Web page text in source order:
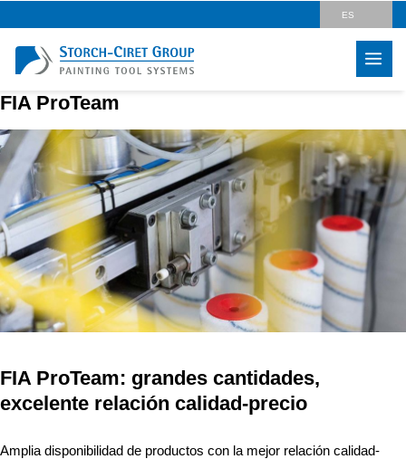
ES
HU
SK
FIA ProTeam
FIA ProTeam: grandes cantidades,
excelente relación calidad-precio
Amplia disponibilidad de productos con la mejor relación calidad-